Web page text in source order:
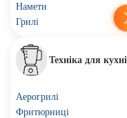
Намети
Грилі
Техніка для кухні
Аерогрилі
Фритюрниці